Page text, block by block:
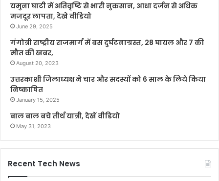
यमुना घाटी में अतिवृष्टि से भारी नुकसान, आधा दर्जन से अधिक
मजदूर लापता, देखे वीडियो
June 29, 2025
गंगोत्री राष्ट्रीय राजमार्ग में बस दुर्घटनाग्रस्त, 28 घायल और 7 की
मौत की खबर,
August 20, 2023
उत्तरकाशी जिलाध्यक्ष ने चार और सदस्यों को 6 साल के लिये किया
निष्काषित
January 15, 2025
बाल बाल बचे तीर्थ यात्री, देखें वीडियो
May 31, 2023
Recent Tech News